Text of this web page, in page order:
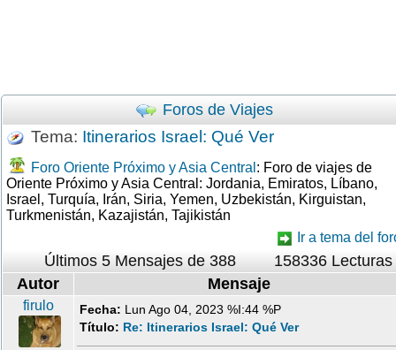
Foros de Viajes
Tema: Itinerarios Israel: Qué Ver
Foro Oriente Próximo y Asia Central : Foro de viajes de
Oriente Próximo y Asia Central: Jordania, Emiratos, Líbano,
Israel, Turquía, Irán, Siria, Yemen, Uzbekistán, Kirguistan,
Turkmenistán, Kazajistán, Tajikistán
Ir a tema del
Últimos 5 Mensajes de 388
158336 Lecturas
Autor
Mensaje
firulo Fecha: Lun Ago 04, 2023 %I:44 %P
Título: Re: Itinerarios Israel: Qué Ver